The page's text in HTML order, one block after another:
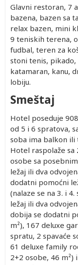
Glavni restoran, 7
bazena, bazen sa
relax bazen, mini
9 teniskih terena,
fudbal, teren za
stoni tenis,
katamaran, kanu,
lobiju.
Smeštaj
Hotel poseduje
od 5 i 6 spratova,
soba ima balkon ili
Hotel raspolaže sa
osobe sa
ležaj ili dva
dodatni pomoćni
(nalaze se na 3. i
ležaj ili dva
dobija se dodatni
m²), 167 deluxe
spratu, 2 spavaće
61 deluxe family
2+2 osobe, 46
Drugo
dete 2-
11.99
god.
(Prvo
dete 2-
11.99)
402.00
402.00
402.00
402.00
402.00
402.00
402.00
402.00
402.00
402.00
402.00
402.00
Po
osobi u
trokrevetnoj
sobi
2,162.00
2,892.00
2,162.00
3,132.00
2,162.00
2,892.00
2,162.00
2,972.00
2,002.00
2,612.00
1,882.00
2,692.00
Prvo
1.99
god.
Besplatno
Besplatno
Besplatno
Besplatno
Besplatno
Besplatno
Besplatno
Besplatno
Besplatno
Besplatno
Besplatno
Prvo
dete 0-
god.
Prvo
dete 2-
11.99
god.
Drugo
dete 0-
god.